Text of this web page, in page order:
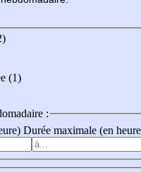
(1)
:
Durée maximale (en